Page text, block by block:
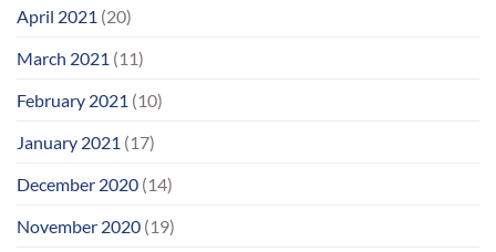
April 2021 (20)
March 2021 (11)
February 2021 (10)
January 2021 (17)
December 2020 (14)
November 2020 (19)